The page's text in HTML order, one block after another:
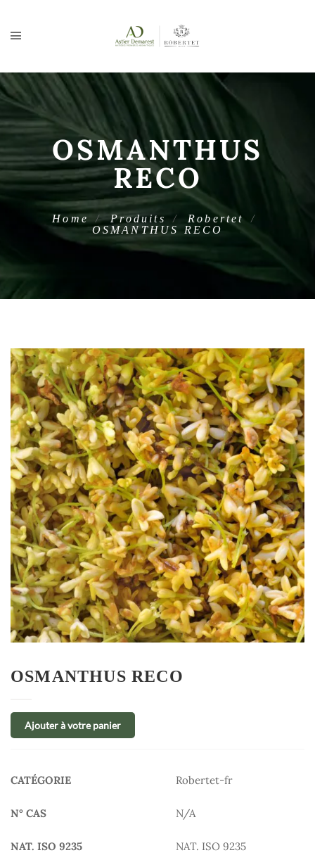
OSMANTHUS
RECO
Home Produits
Robertet
OSMANTHUS RECO
OSMANTHUS RECO
Ajouter à votre panier
CATÉGORIE Robertet-fr
N° CAS N/A
NAT. ISO 9235 NAT. ISO 9235